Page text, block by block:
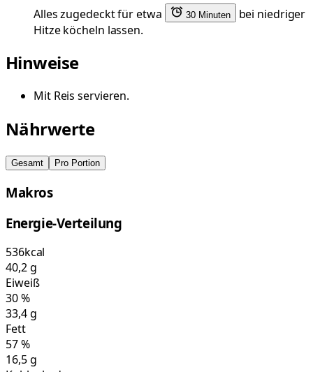
Alles zugedeckt für etwa
30 Minuten
bei niedriger
Hitze köcheln lassen.
Hinweise
Mit Reis servieren.
Nährwerte
Gesamt Pro Portion
Makros
Energie-Verteilung
536kcal
40,2g
Eiweiß
30%
33,4g
Fett
57%
16,5g